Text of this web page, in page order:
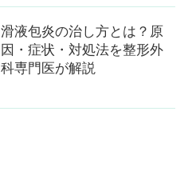
滑液包炎の治し方とは？原
因・症状・対処法を整形外
科専門医が解説